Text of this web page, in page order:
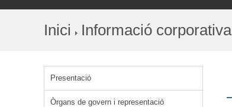
Inici Informació corporativa
Presentació
Òrgans de govern i representació